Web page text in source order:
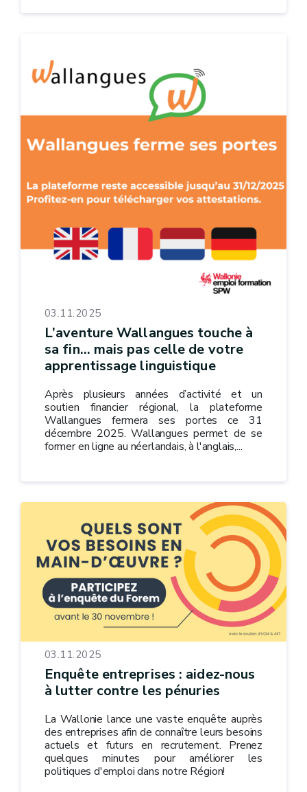
03.11.2025
L’aventure Wallangues touche à
sa fin… mais pas celle de votre
apprentissage linguistique
Après plusieurs années d’activité et un
soutien financier régional, la plateforme
Wallangues fermera ses portes ce 31
décembre 2025. Wallangues permet de se
former en ligne au néerlandais, à l'anglais,...
03.11.2025
Enquête entreprises : aidez-nous
à lutter contre les pénuries
La Wallonie lance une vaste enquête auprès
des entreprises afin de connaître leurs besoins
actuels et futurs en recrutement. Prenez
quelques minutes pour améliorer les
politiques d'emploi dans notre Région!